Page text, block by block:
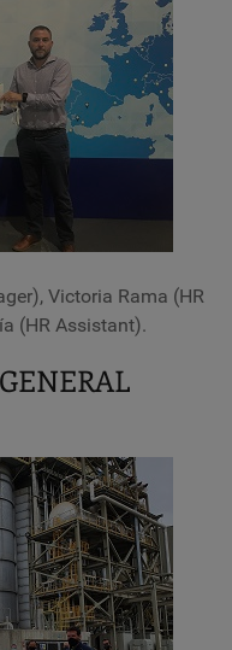
Victoria Rama (HR
(HR Assistant).